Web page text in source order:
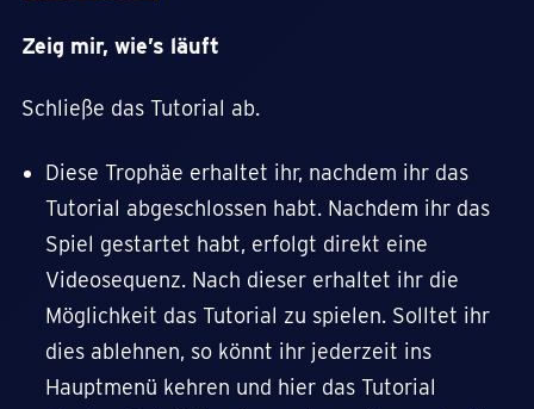
Zeig mir, wie’s läuft
Schließe das Tutorial ab.
Diese Trophäe erhaltet ihr, nachdem ihr das
Tutorial abgeschlossen habt. Nachdem ihr das
Spiel gestartet habt, erfolgt direkt eine
Videosequenz. Nach dieser erhaltet ihr die
Möglichkeit das Tutorial zu spielen. Solltet ihr
dies ablehnen, so könnt ihr jederzeit ins
Hauptmenü kehren und hier das Tutorial